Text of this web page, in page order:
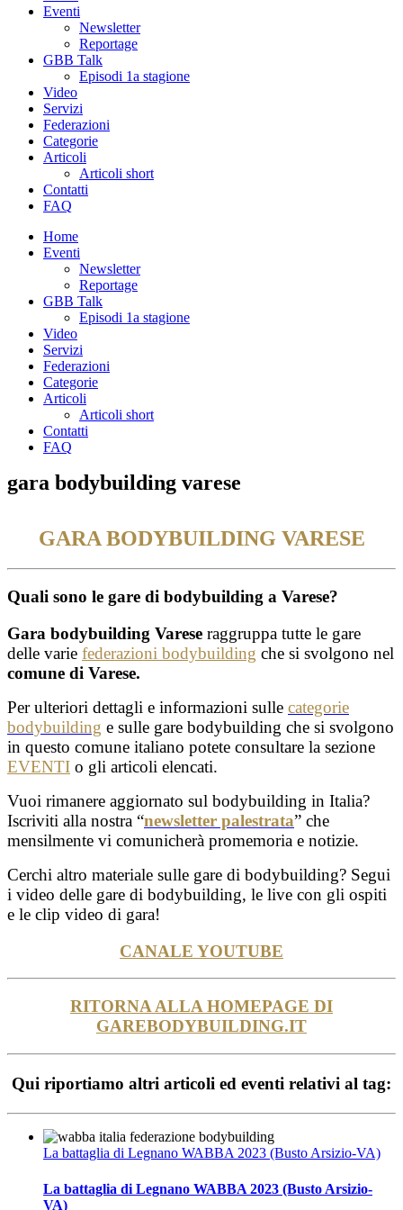
Eventi
Newsletter
Reportage
GBB Talk
Episodi 1a stagione
Video
Servizi
Federazioni
Categorie
Articoli
Articoli short
Contatti
FAQ
Home
Eventi
Newsletter
Reportage
GBB Talk
Episodi 1a stagione
Video
Servizi
Federazioni
Categorie
Articoli
Articoli short
Contatti
FAQ
gara bodybuilding varese
GARA BODYBUILDING VARESE
Quali sono le gare di bodybuilding a Varese?
Gara bodybuilding Varese raggruppa tutte le gare
delle varie federazioni bodybuilding che si svolgono nel
comune di Varese.
Per ulteriori dettagli e informazioni sulle categorie
bodybuilding e sulle gare bodybuilding che si svolgono
in questo comune italiano potete consultare la sezione
EVENTI o gli articoli elencati.
Vuoi rimanere aggiornato sul bodybuilding in Italia?
Iscriviti alla nostra “newsletter palestrata” che
mensilmente vi comunicherà promemoria e notizie.
Cerchi altro materiale sulle gare di bodybuilding? Segui
i video delle gare di bodybuilding, le live con gli ospiti
e le clip video di gara!
CANALE YOUTUBE
RITORNA ALLA HOMEPAGE DI
GAREBODYBUILDING.IT
Qui riportiamo altri articoli ed eventi relativi al tag:
La battaglia di Legnano WABBA 2023 (Busto Arsizio-VA)
La battaglia di Legnano WABBA 2023 (Busto Arsizio-
VA)